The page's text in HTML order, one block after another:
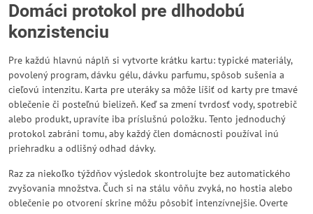
Domáci protokol pre dlhodobú
konzistenciu
Pre každú hlavnú náplň si vytvorte krátku kartu: typické materiály,
povolený program, dávku gélu, dávku parfumu, spôsob sušenia a
cieľovú intenzitu. Karta pre uteráky sa môže líšiť od karty pre tmavé
oblečenie či posteľnú bielizeň. Keď sa zmení tvrdosť vody, spotrebič
alebo produkt, upravíte iba príslušnú položku. Tento jednoduchý
protokol zabráni tomu, aby každý člen domácnosti používal inú
priehradku a odlišný odhad dávky.
Raz za niekoľko týždňov výsledok skontrolujte bez automatického
zvyšovania množstva. Čuch si na stálu vôňu zvyká, no hostia alebo
oblečenie po otvorení skrine môžu pôsobiť intenzívnejšie. Overte